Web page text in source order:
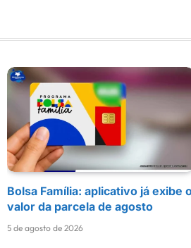
Bolsa Família: aplicativo já exibe
valor da parcela de agosto
5 de agosto de 2026